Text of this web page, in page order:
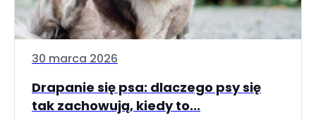
30 marca 2026
Drapanie się psa: dlaczego psy się
tak zachowują, kiedy to...